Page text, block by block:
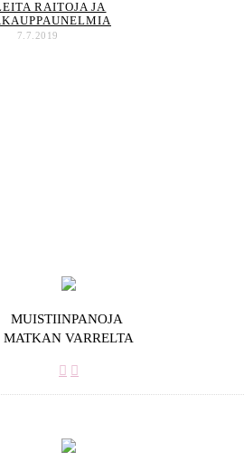
RAITOJA JA
7.7.2019
MUISTIINPANOJA
MATKAN VARRELTA